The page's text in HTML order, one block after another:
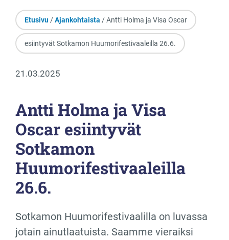
Etusivu /Ajankohtaista / Antti Holma ja Visa Oscar
esiintyvät Sotkamon Huumorifestivaaleilla 26.6.
21.03.2025
Antti Holma ja Visa
Oscar esiintyvät
Sotkamon
Huumorifestivaaleilla
26.6.
Sotkamon Huumorifestivaalilla on luvassa
jotain ainutlaatuista. Saamme vieraiksi